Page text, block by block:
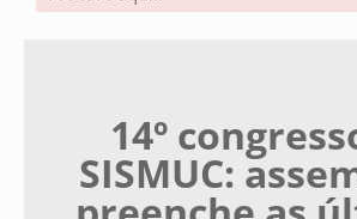
14º
SISMUC: